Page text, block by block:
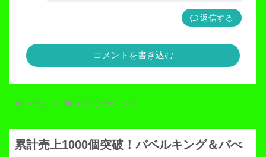
返信
コメントを書き込む
ホーム 釣りミーティング
累計売上1000個突破！バベルキング＆バべ